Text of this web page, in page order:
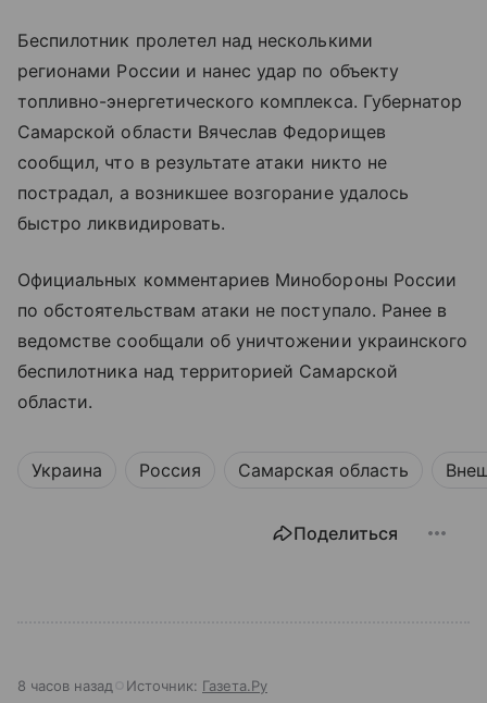
Беспилотник пролетел над несколькими
регионами России и нанес удар по объекту
топливно-энергетического комплекса. Губернатор
Самарской области Вячеслав Федорищев
сообщил, что в результате атаки никто не
пострадал, а возникшее возгорание удалось
быстро ликвидировать.
Официальных комментариев Минобороны России
по обстоятельствам атаки не поступало. Ранее в
ведомстве сообщали об уничтожении украинского
беспилотника над территорией Самарской
области.
Украина Россия Самарская область
Поделиться
8 часов назад Источник: Газета.Ру